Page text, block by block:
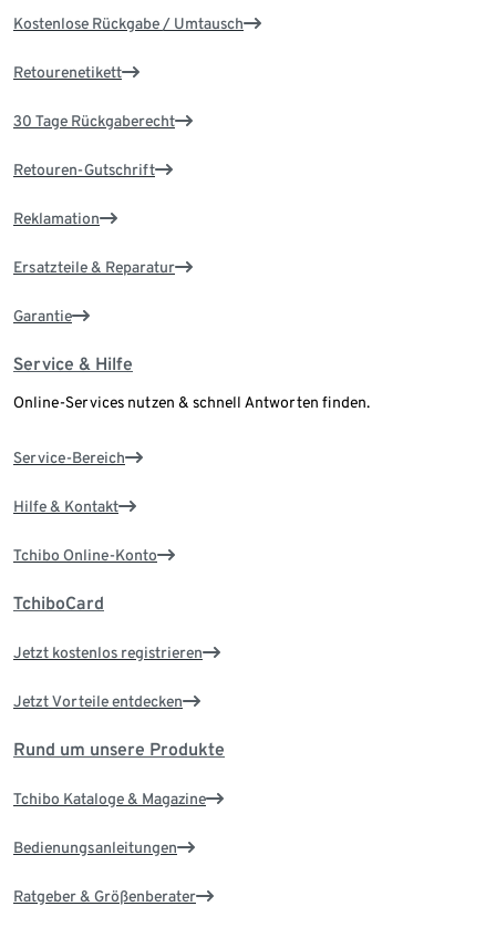
Kostenlose Rückgabe / Umtausch
Retourenetikett
30 Tage Rückgaberecht
Retouren-Gutschrift
Reklamation
Ersatzteile & Reparatur
Garantie
Service & Hilfe
Online-Services nutzen & schnell Antworten finden.
Service-Bereich
Hilfe & Kontakt
Tchibo Online-Konto
TchiboCard
Jetzt kostenlos registrieren
Jetzt Vorteile entdecken
Rund um unsere Produkte
Tchibo Kataloge & Magazine
Bedienungsanleitungen
Ratgeber & Größenberater